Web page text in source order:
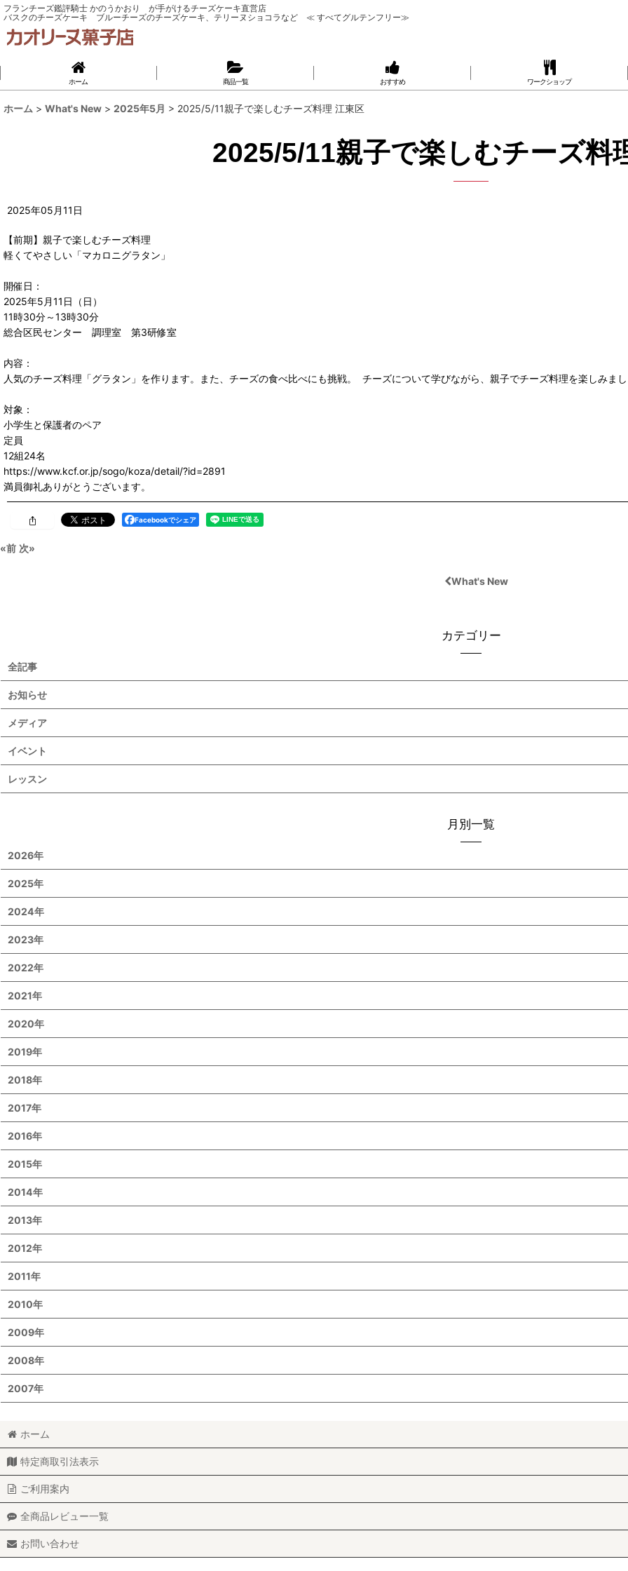
フランチーズ鑑評騎士 かのうかおり が手がけるチーズケーキ直営店
バスクのチーズケーキ ブルーチーズのチーズケーキ、テリーヌショコラなど ≪ すべてグルテンフリー≫
ホーム 商品一覧 おすすめ ワークショップ
ホーム > What's New > 2025年5月 > 2025/5/11親子で楽しむチーズ料理 江東区
2025/5/11親子で楽しむチーズ料
2025年05 月11 日
【前期】親子で楽しむチーズ料理
軽くてやさしい「マカロニグラタン」
開催日：
2025年5月11日（日）
11時30分～13時30分
総合区民センター 調理室 第3研修室
内容：
人気のチーズ料理「グラタン」を作ります。また、チーズの食べ比べにも挑戦。 チーズについて学びながら、親子でチーズ料理を楽しみま
対象：
小学生と保護者のペア
定員
12組24名
https://www.kcf.or.jp/sogo/koza/detail/?id=2891
満員御礼ありがとうございます。
Facebookでシェア
«前 次»
What's New
カテゴリー
全記事
お知らせ
メディア
イベント
レッスン
月別一覧
2026年
2025年
2024年
2023年
2022年
2021年
2020年
2019年
2018年
2017年
2016年
2015年
2014年
2013年
2012年
2011年
2010年
2009年
2008年
2007年
ホーム
特定商取引法表示
ご利用案内
全商品レビュー一覧
お問い合わせ